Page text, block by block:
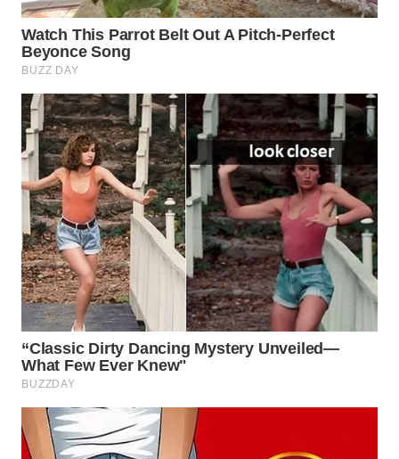
WN
PURWAKARTA
PRIANGAN
TIMUR
WN
SEMARANG
WN
SOLO
WN
BOROBUDUR
WN
MADURA
WN
SURABAYA